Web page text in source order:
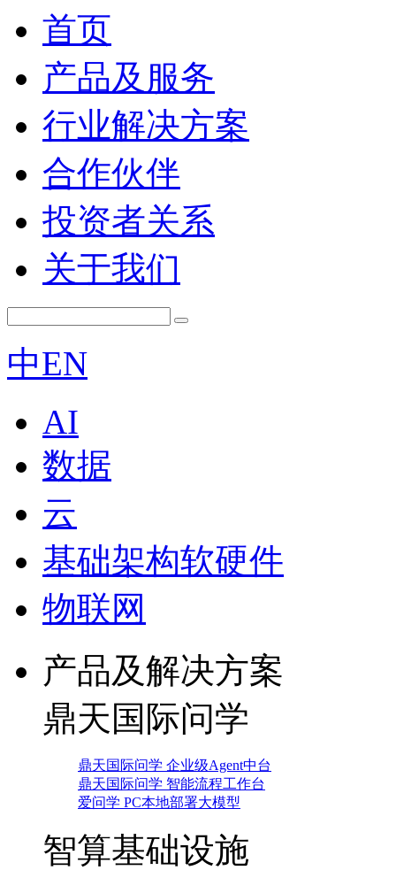
首页
产品及服务
行业解决方案
合作伙伴
投资者关系
关于我们
中EN
AI
数据
云
基础架构软硬件
物联网
产品及解决方案
鼎天国际问学
鼎天国际问学 企业级Agent中台
鼎天国际问学 智能流程工作台
爱问学 PC本地部署大模型
智算基础设施